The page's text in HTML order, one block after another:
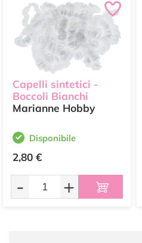
Capelli sintetici -
Boccoli Bianchi
Marianne Hobby
Disponibile
2,80 €
- +